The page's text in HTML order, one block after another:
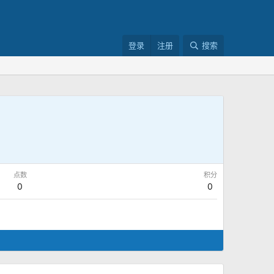
登录 注册 搜索
点数
0
积分
0